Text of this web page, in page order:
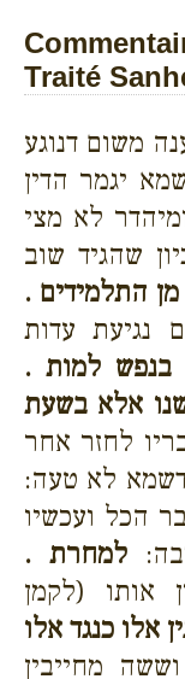
Traité
משום דנוגע
יגמר הדין
לא מצי
שהגיד שוב
התלמידים .
נגיעת עדות
למות .
אלא בשעת
לחזר אחר
דשמא לא טעה:
הכל ועכשיו
למחרת .
אותו (לקמן
אלו כנגד אלו
מחייבין